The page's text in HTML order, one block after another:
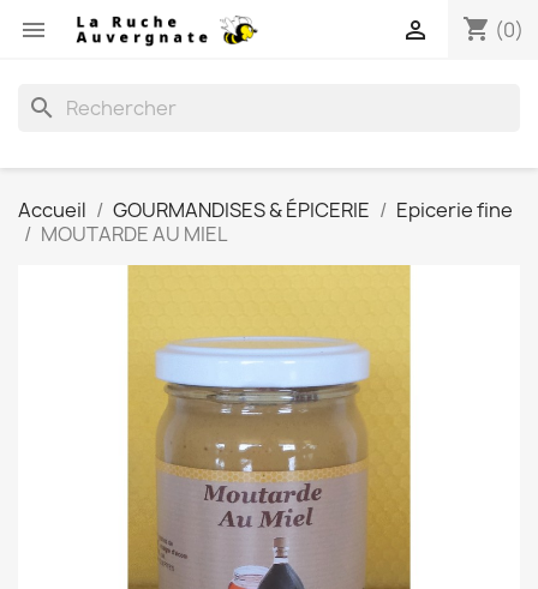
 shopping_cart (0)

search
Accueil GOURMANDISES & ÉPICERIE
Epicerie fine
MOUTARDE AU MIEL